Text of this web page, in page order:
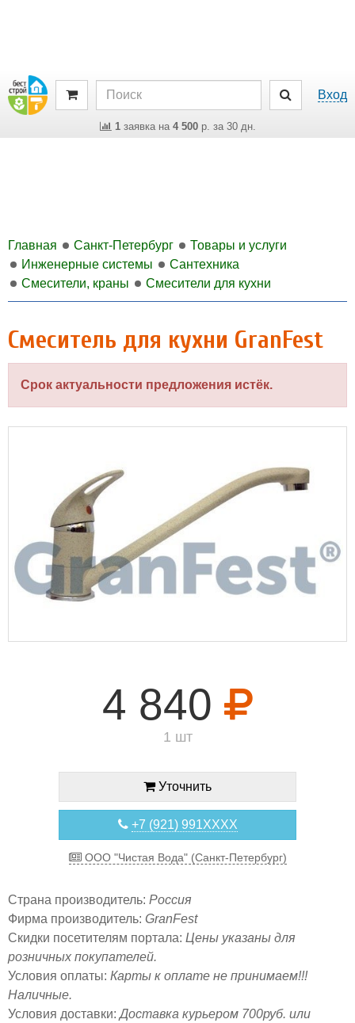
Вход
1заявка на 4 500р. за 30 дн.
Главная Санкт-Петербург
Товары и услуги
Инженерные системы
Сантехника
Смесители, краны
Смесители для кухни
Смеситель для кухни GranFest
Срок актуальности предложения истёк.
4 840
1 шт
Уточнить
+7 (921) 991XXXX
ООО "Чистая Вода" (Санкт-Петербург)
Страна производитель: Россия
Фирма производитель: GranFest
Скидки посетителям портала: Цены указаны для
розничных покупателей.
Условия оплаты: Карты к оплате не принимаем!!!
Наличные.
Условия доставки:Доставка курьером 700руб. или